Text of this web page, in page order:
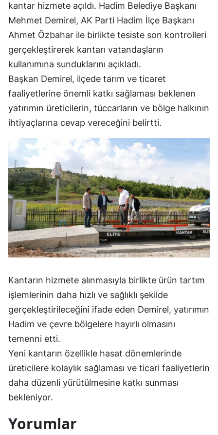
Elazığ
Erzincan
Erzurum
Gaziantep
Giresun
Gümüşhane
Hakkari
Hatay
Isparta
Mersin
İstanbul
İzmir
Kayseri
Kırklareli
Kırşehir
Kocaeli
Konya
kantar hizmete açıldı. Hadim Belediye Başkanı
Mehmet Demirel, AK Parti Hadim İlçe Başkanı
Ahmet Özbahar ile birlikte tesiste son kontrolleri
gerçekleştirerek kantarı vatandaşların
kullanımına sunduklarını açıkladı.
Başkan Demirel, ilçede tarım ve ticaret
faaliyetlerine önemli katkı sağlaması beklenen
yatırımın üreticilerin, tüccarların ve bölge halkının
ihtiyaçlarına cevap vereceğini belirtti.
Kantarın hizmete alınmasıyla birlikte ürün tartım
işlemlerinin daha hızlı ve sağlıklı şekilde
gerçekleştirileceğini ifade eden Demirel, yatırımın
Hadim ve çevre bölgelere hayırlı olmasını
temenni etti.
Yeni kantarın özellikle hasat dönemlerinde
üreticilere kolaylık sağlaması ve ticari faaliyetlerin
daha düzenli yürütülmesine katkı sunması
bekleniyor.
Yorumlar